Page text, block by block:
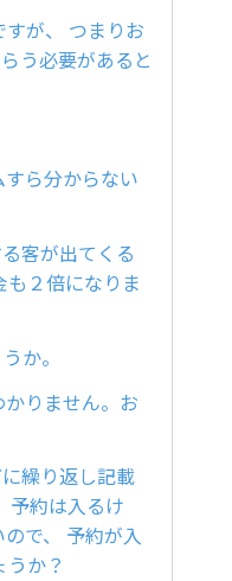
が、 つまりお
う必要があると
ら分からない
客が出てくる
２倍になりま
か。
りません。お
繰り返し記載
予約は入るけ
で、 予約が入
か？